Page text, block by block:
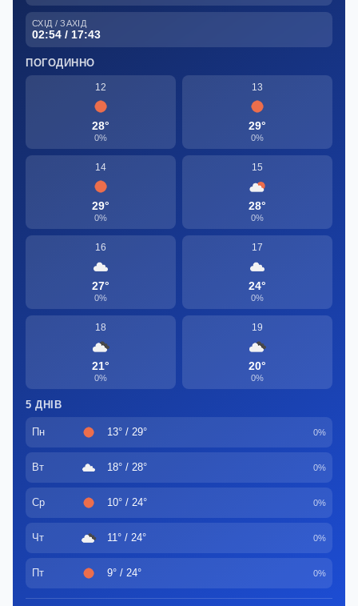
СХІД / ЗАХІД
02:54 / 17:43
ПОГОДИННО
12
28°
0%
13
29°
0%
14
29°
0%
15
28°
0%
16
27°
0%
17
24°
0%
18
21°
0%
19
20°
0%
5 ДНІВ
Пн 13° / 29° 0%
Вт 18° / 28° 0%
Ср 10° / 24° 0%
Чт 11° / 24° 0%
Пт 9° / 24° 0%